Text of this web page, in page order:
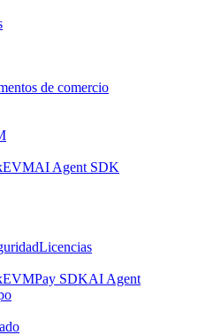
de comercio
AI Agent SDK
Licencias
Pay SDKAI Agent